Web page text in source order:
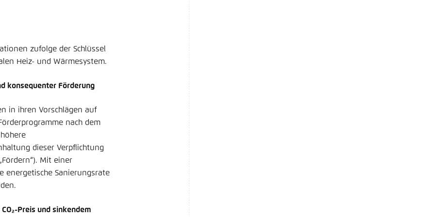
zufolge der Schlüssel
Heiz- und Wärmesystem.
konsequenter Förderung
in ihren Vorschlägen auf
nach dem
dieser Verpflichtung
Mit einer
energetische Sanierungsrate
Preis und sinkendem